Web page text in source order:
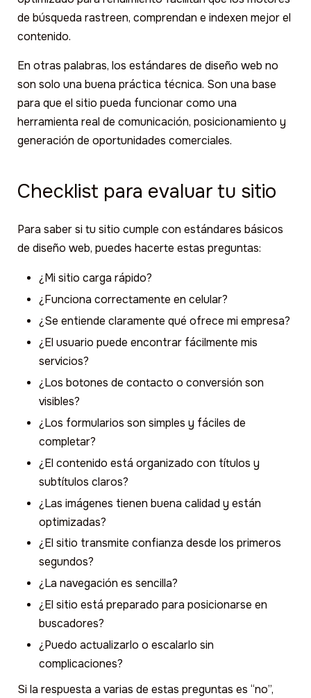
de búsqueda rastreen, comprendan e indexen mejor el
contenido.
En otras palabras, los estándares de diseño web no
son solo una buena práctica técnica. Son una base
para que el sitio pueda funcionar como una
herramienta real de comunicación, posicionamiento y
generación de oportunidades comerciales.
Checklist para evaluar tu sitio
Para saber si tu sitio cumple con estándares básicos
de diseño web, puedes hacerte estas preguntas:
¿Mi sitio carga rápido?
¿Funciona correctamente en celular?
¿Se entiende claramente qué ofrece mi empresa?
¿El usuario puede encontrar fácilmente mis
servicios?
¿Los botones de contacto o conversión son
visibles?
¿Los formularios son simples y fáciles de
completar?
¿El contenido está organizado con títulos y
subtítulos claros?
¿Las imágenes tienen buena calidad y están
optimizadas?
¿El sitio transmite confianza desde los primeros
segundos?
¿La navegación es sencilla?
¿El sitio está preparado para posicionarse en
buscadores?
¿Puedo actualizarlo o escalarlo sin
complicaciones?
Si la respuesta a varias de estas preguntas es “no”,